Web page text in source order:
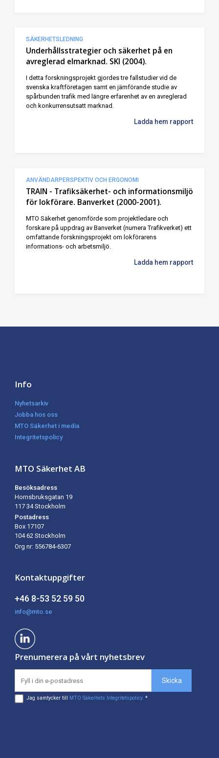
SÄKERHETSLEDNING
Underhållsstrategier och säkerhet på en
avreglerad elmarknad. SKI (2004).
I detta forskningsprojekt gjordes tre fallstudier vid de
svenska kraftföretagen samt en jämförande studie av
spårbunden trafik med längre erfarenhet av en avreglerad
och konkurrensutsatt marknad.
Ladda hem rapport
ANVÄNDARPERSPEKTIV OCH ERGONOMI
TRAIN - Trafiksäkerhet- och informationsmiljö
för lokförare. Banverket (2000-2001).
MTO Säkerhet genomförde som projektledare och
forskare på uppdrag av Banverket (numera Trafikverket) ett
omfattande forskningsprojekt om lokförarens
informations- och arbetsmiljö.
Ladda hem rapport
Info
Nyhetsarkiv
Jobba hos oss
MTO Säkerhet i media
Integritetspolicy
MTO Säkerhet AB
Besöksadress
Hornsbruksgatan 19
117 34 Stockholm
Postadress
Box 17107
104 62 Stockholm
Org nr: 556784-6307
Kontaktuppgifter
+46 8-53 52 59 50
info@mto.se
Prenumerera på vårt nyhetsbrev
Jag samtycker till MTO Säkerhets Integritetspolicy. *